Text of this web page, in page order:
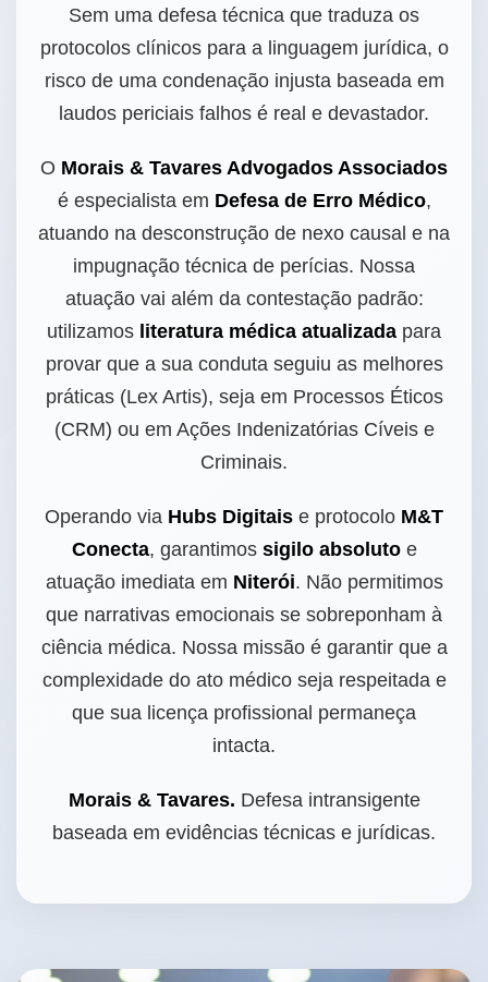
Sem uma defesa técnica que traduza os
protocolos clínicos para a linguagem jurídica, o
risco de uma condenação injusta baseada em
laudos periciais falhos é real e devastador.
O Morais & Tavares Advogados Associados
é especialista em Defesa de Erro Médico,
atuando na desconstrução de nexo causal e na
impugnação técnica de perícias. Nossa
atuação vai além da contestação padrão:
utilizamos literatura médica atualizada para
provar que a sua conduta seguiu as melhores
práticas (Lex Artis), seja em Processos Éticos
(CRM) ou em Ações Indenizatórias Cíveis e
Criminais.
Operando via Hubs Digitais e protocolo M&T
Conecta, garantimos sigilo absolutoe
atuação imediata em Niterói. Não permitimos
que narrativas emocionais se sobreponham à
ciência médica. Nossa missão é garantir que a
complexidade do ato médico seja respeitada e
que sua licença profissional permaneça
intacta.
Morais & Tavares. Defesa intransigente
baseada em evidências técnicas e jurídicas.